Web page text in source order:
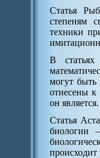
Статья
степеням
техники
В статьях
могут быть
отнесены к
он
Статья
биологии
происходит